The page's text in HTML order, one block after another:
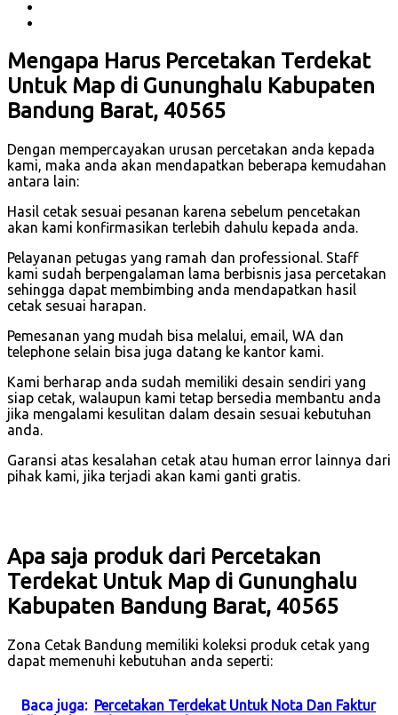
Mengapa Harus Percetakan Terdekat
Untuk Map di Gununghalu Kabupaten
Bandung Barat, 40565
Dengan mempercayakan urusan percetakan anda kepada
kami, maka anda akan mendapatkan beberapa kemudahan
antara lain:
Hasil cetak sesuai pesanan karena sebelum pencetakan
akan kami konfirmasikan terlebih dahulu kepada anda.
Pelayanan petugas yang ramah dan professional. Staff
kami sudah berpengalaman lama berbisnis jasa percetakan
sehingga dapat membimbing anda mendapatkan hasil
cetak sesuai harapan.
Pemesanan yang mudah bisa melalui, email, WA dan
telephone selain bisa juga datang ke kantor kami.
Kami berharap anda sudah memiliki desain sendiri yang
siap cetak, walaupun kami tetap bersedia membantu anda
jika mengalami kesulitan dalam desain sesuai kebutuhan
anda.
Garansi atas kesalahan cetak atau human error lainnya dari
pihak kami, jika terjadi akan kami ganti gratis.
Apa saja produk dari Percetakan
Terdekat Untuk Map di Gununghalu
Kabupaten Bandung Barat, 40565
Zona Cetak Bandung memiliki koleksi produk cetak yang
dapat memenuhi kebutuhan anda seperti:
Baca juga: Percetakan Terdekat Untuk Nota Dan Faktur